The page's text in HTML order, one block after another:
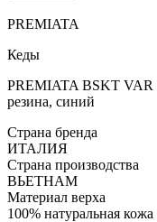
PREMIATA
Кеды
PREMIATA BSKT VAR
резина, синий
Страна бренда
ИТАЛИЯ
Страна производства
ВЬЕТНАМ
Материал верха
100% натуральная кожа